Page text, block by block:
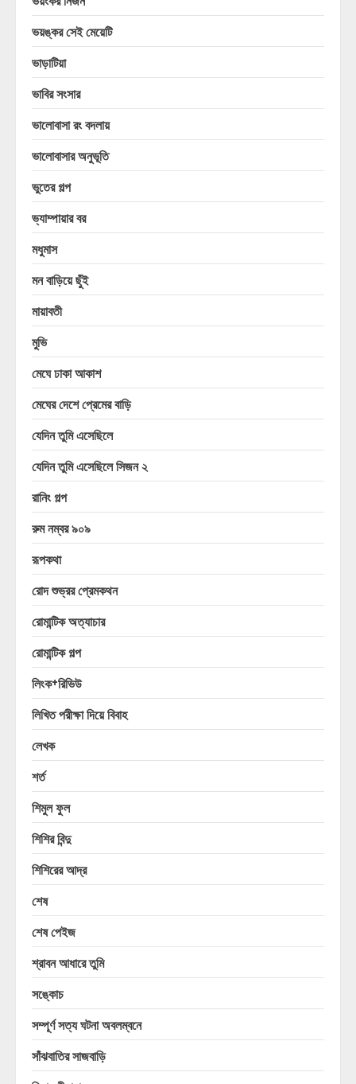
ভয়ঙ্কর সেই মেয়েটি
ভাড়াটিয়া
ভাবির সংসার
ভালোবাসা রং বদলায়
ভালোবাসার অনুভূতি
ভুতের গল্প
ভ্যাম্পায়ার বর
মধুমাস
মন বাড়িয়ে ছুঁই
মায়াবতী
মুভি
মেঘে ঢাকা আকাশ
মেঘের দেশে প্রেমের বাড়ি
যেদিন তুমি এসেছিলে
যেদিন তুমি এসেছিলে সিজন ২
রানিং গল্প
রুম নম্বর ৯০৯
রূপকথা
রোদ শুভ্রর প্রেমকথন
রোমান্টিক অত্যাচার
রোমান্টিক গল্প
লিংক+রিভিউ
লিখিত পরীক্ষা দিয়ে বিবাহ
লেখক
শর্ত
শিমুল ফুল
শিশির বিন্দু
শিশিরের আদ্র
শেষ
শেষ পেইজ
শ্রাবন আধারে তুমি
সঙ্কোচ
সম্পূর্ণ সত্য ঘটনা অবলম্বনে
সাঁঝবাতির সাজবাড়ি